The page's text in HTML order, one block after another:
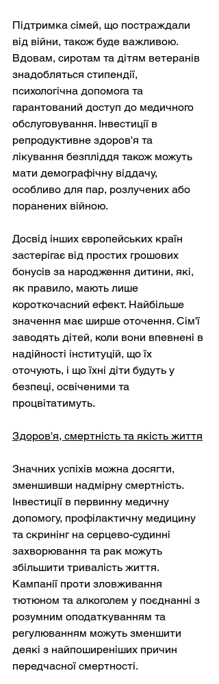
Підтримка сімей, що постраждали
від війни, також буде важливою.
Вдовам, сиротам та дітям ветеранів
знадобляться стипендії,
психологічна допомога та
гарантований доступ до медичного
обслуговування. Інвестиції в
репродуктивне здоров'я та
лікування безпліддя також можуть
мати демографічну віддачу,
особливо для пар, розлучених або
поранених війною.
Досвід інших європейських країн
застерігає від простих грошових
бонусів за народження дитини, які,
як правило, мають лише
короткочасний ефект. Найбільше
значення має ширше оточення. Сім'ї
заводять дітей, коли вони впевнені в
надійності інституцій, що їх
оточують, і що їхні діти будуть у
безпеці, освіченими та
процвітатимуть.
Здоров'я, смертність та якість життя
Значних успіхів можна досягти,
зменшивши надмірну смертність.
Інвестиції в первинну медичну
допомогу, профілактичну медицину
та скринінг на серцево-судинні
захворювання та рак можуть
збільшити тривалість життя.
Кампанії проти зловживання
тютюном та алкоголем у поєднанні з
розумним оподаткуванням та
регулюванням можуть зменшити
деякі з найпоширеніших причин
передчасної смертності.